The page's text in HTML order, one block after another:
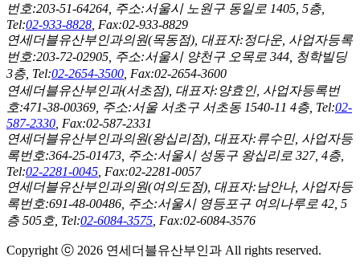
번호:203-51-64264, 주소:서울시 노원구 동일로 1405, 5층,
Tel:02-933-8828 , Fax:02-933-8829
연세더블유산부인과의원(목동점), 대표자:정다운, 사업자등록
번호:203-72-02905, 주소:서울시 양천구 오목로 344, 청학빌딩
3층, Tel:02-2654-3500 , Fax:02-2654-3600
연세더블유산부인과(서초점), 대표자:양효인, 사업자등록번
호:471-38-00369, 주소:서울 서초구 서초동 1540-11 4층, Tel:02-
587-2330 , Fax:02-587-2331
연세더블유산부인과의원(왕십리점), 대표자:류수민, 사업자등
록번호:364-25-01473, 주소:서울시 성동구 왕십리로 327, 4층,
Tel:02-2281-0045 , Fax:02-2281-0057
연세더블유산부인과의원(여의도점), 대표자:남안나, 사업자등
록번호:691-48-00486, 주소:서울시 영등포구 여의나루로 42, 5
층 505호, Tel:02-6084-3575 , Fax:02-6084-3576
Copyright ⓒ 2026 연세더블유산부인과 All rights reserved.